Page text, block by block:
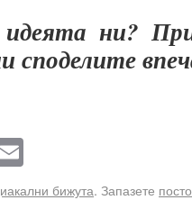
ни?
споделите
бижута. Запазете